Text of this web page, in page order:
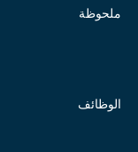
ملحوظة
الوظائف